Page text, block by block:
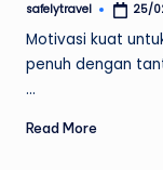
Posted
safelytravel 25/
Motivasi kuat
penuh dengan
…
Read More